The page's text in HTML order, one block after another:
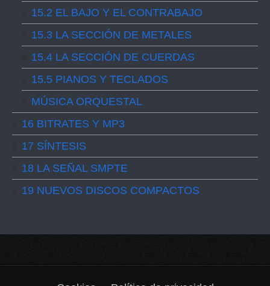
15.2 EL BAJO Y EL CONTRABAJO
15.3 LA SECCIÓN DE METALES
15.4 LA SECCIÓN DE CUERDAS
15.5 PIANOS Y TECLADOS
MÚSICA ORQUESTAL
16 BITRATES Y MP3
17 SÍNTESIS
18 LA SEÑAL SMPTE
19 NUEVOS DISCOS COMPACTOS